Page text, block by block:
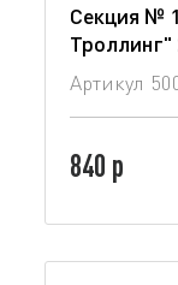
Секция №
Троллинг"
Артикул
840 р